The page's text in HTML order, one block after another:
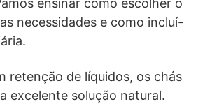
ensinar como escolher o
necessidades e como incluí-
retenção de líquidos, os chás
excelente solução natural.